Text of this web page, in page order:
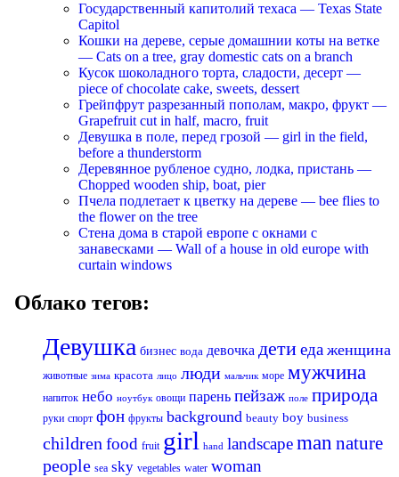
Государственный капитолий техаса — Texas State
Capitol
Кошки на дереве, серые домашнии коты на ветке
— Cats on a tree, gray domestic cats on a branch
Кусок шоколадного торта, сладости, десерт —
piece of chocolate cake, sweets, dessert
Грейпфрут разрезанный пополам, макро, фрукт —
Grapefruit cut in half, macro, fruit
Девушка в поле, перед грозой — girl in the field,
before a thunderstorm
Деревянное рубленое судно, лодка, пристань —
Chopped wooden ship, boat, pier
Пчела подлетает к цветку на дереве — bee flies to
the flower on the tree
Стена дома в старой европе с окнами с
занавесками — Wall of a house in old europe with
curtain windows
Облако тегов:
Девушка бизнес вода девочка детиеда женщина
животные зима красота лицо люди мальчик море мужчина
напиток небо ноутбук овощи парень пейзаж поле природа
руки спорт фон фрукты background beauty boy business
childrenfood fruit girl hand landscapeman nature
people sea sky vegetables water woman